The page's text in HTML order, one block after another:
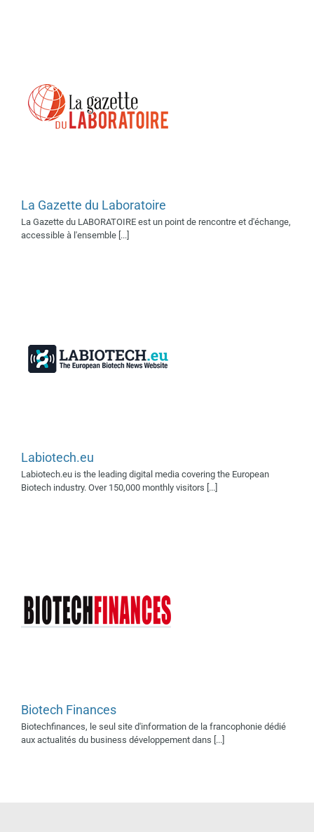
La Gazette du Laboratoire
La Gazette du LABORATOIRE est un point de rencontre et d'échange,
accessible à l'ensemble [...]
Labiotech.eu
Supporters médias 2019
Labiotech.eu
Labiotech.eu is the leading digital media covering the European
Biotech industry. Over 150,000 monthly visitors [...]
Biotech Finances
média 2024 Supporter média
2025 Supporters médias 2019
Biotech Finances
Biotechfinances, le seul site d'information de la francophonie dédié
aux actualités du business développement dans [...]